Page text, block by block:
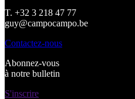
T. +32 3 218 47 77
guy@campocampo.be
Contactez-nous
Abonnez-vous
à notre bulletin
S'inscrire